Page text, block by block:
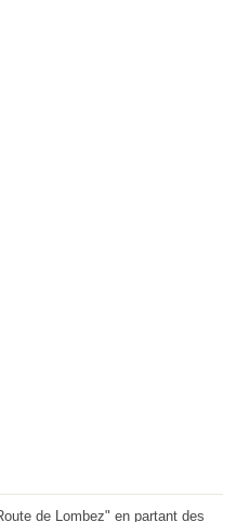
de Lombez" en partant des